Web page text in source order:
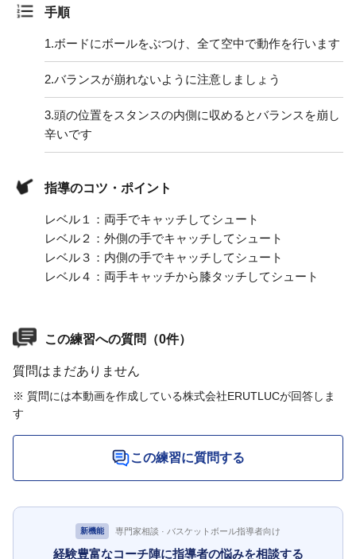
手順
1.ボードにボールをぶつけ、全て空中で動作を行います
2.バランスが崩れないように注意しましょう
3.頭の位置をスタンスの内側に収めるとバランスを崩し
辛いです
指導のコツ・ポイント
レベル１：両手でキャッチしてシュート
レベル２：外側の手でキャッチしてシュート
レベル３：内側の手でキャッチしてシュート
レベル４：両手キャッチから膝タッチしてシュート
この練習への質問（0件）
質問はまだありません
※ 質問には本動画を作成している株式会社ERUTLUCが回答しま
す
この練習に質問する
新機能 専門家相談 · バスケットボール指導者向け
経験豊富なコーチ陣に指導者の悩みを相談する